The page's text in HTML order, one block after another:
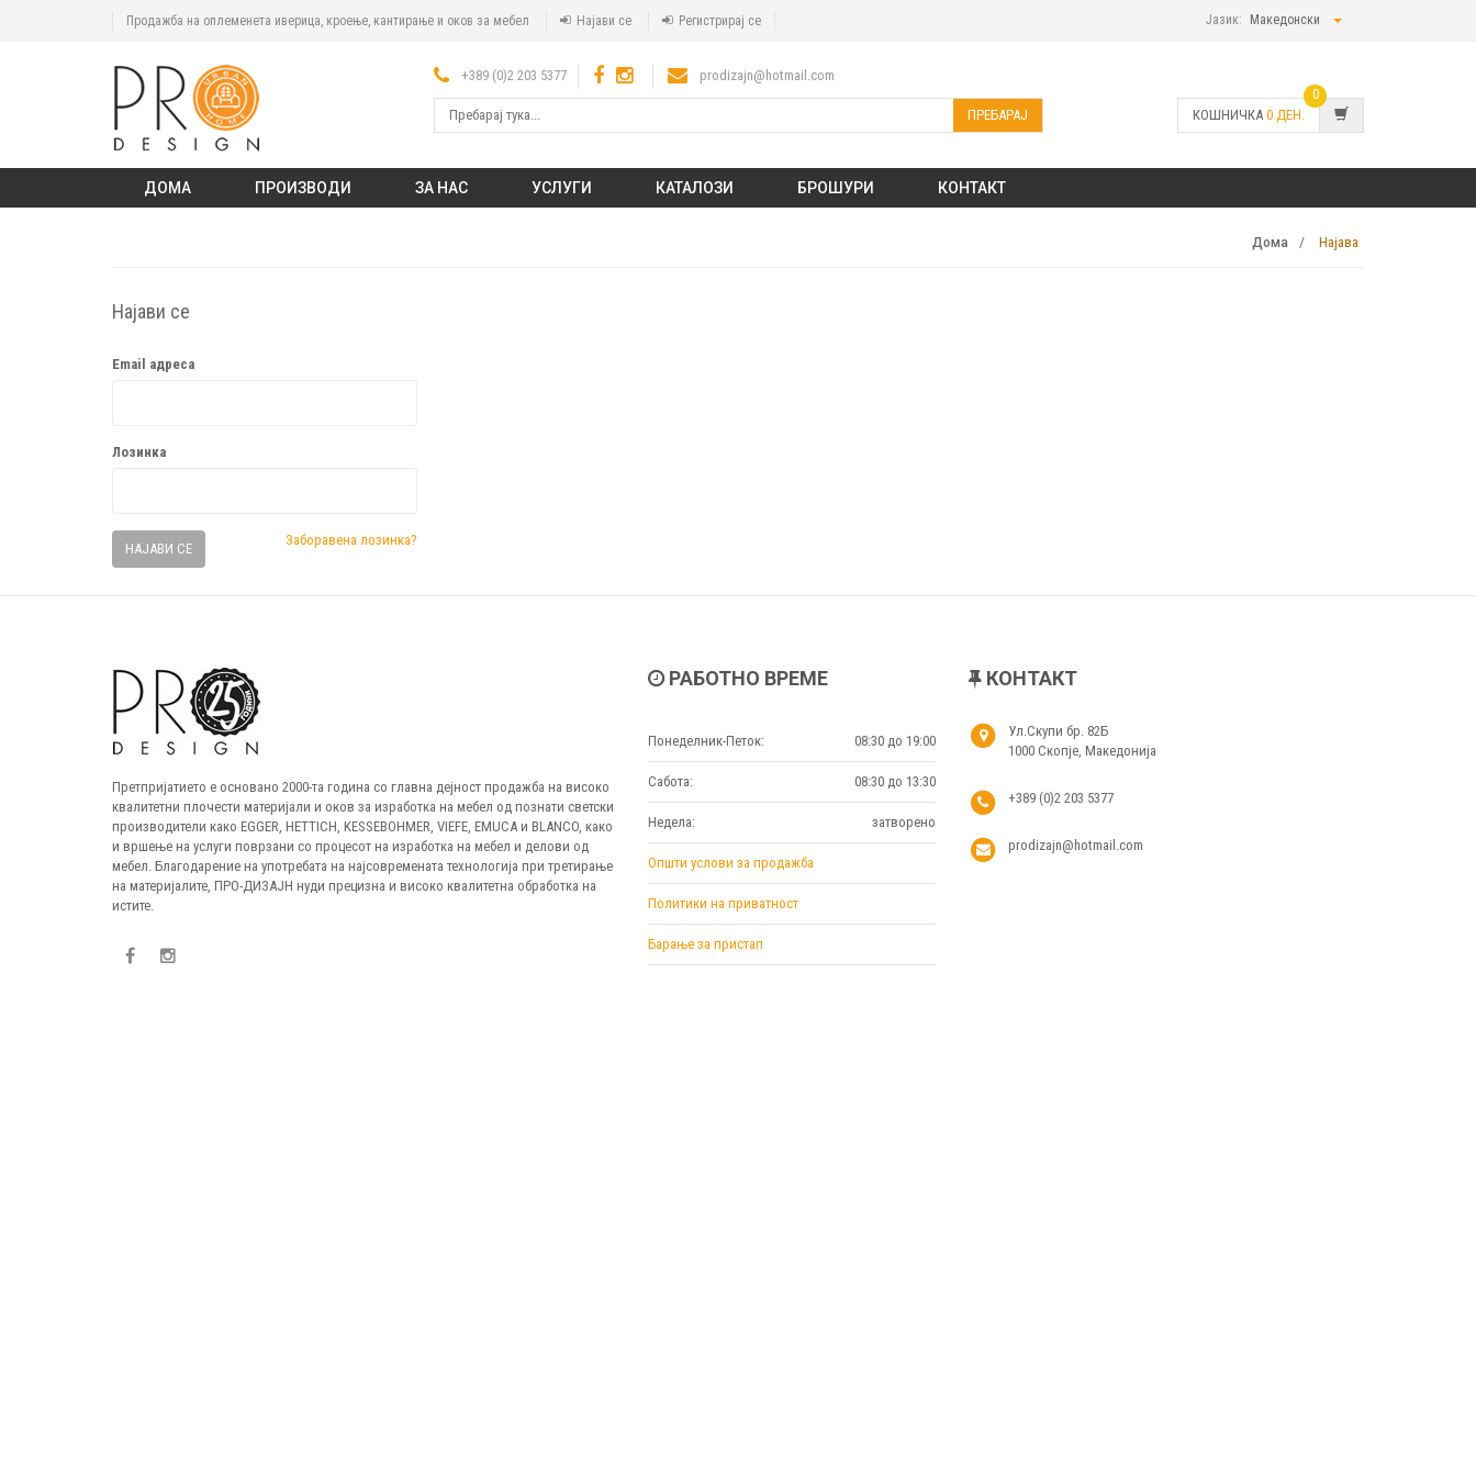
Продажба на оплеменета иверица, кроење, кантирање и оков за мебел Најави се Регистрирај се Јазик: Македонски
+389 (0)2 203 5377 prodizajn@hotmail.com
ПРЕБАРАЈ КОШНИЧКА 0 ДЕН.
0
ДОМА ПРОИЗВОДИ ЗА НАС УСЛУГИ КАТАЛОЗИ БРОШУРИ КОНТАКТ
Дома Најава
Најави се
Email адреса
Лозинка
НАЈАВИ СЕ
Заборавена лозинка?
Претпријатието е основано 2000-та година со главна дејност продажба на високо
квалитетни плочести материјали и оков за изработка на мебел од познати светски
производители како EGGER, HETTICH, KESSEBOHMER, VIEFE, EMUCA и BLANCO, како
и вршење на услуги поврзани со процесот на изработка на мебел и делови од
мебел. Благодарение на употребата на најсовремената технологија при третирање
на материјалите, ПРО-ДИЗАЈН нуди прецизна и високо квалитетна обработка на
истите.
РАБОТНО ВРЕМЕ
Понеделник-Петок: 08:30 до 19:00
Сабота: 08:30 до 13:30
Недела: затворено
Општи услови за продажба
Политики на приватност
Барање за пристап
КОНТАКТ
Ул.Скупи бр. 82Б
1000 Скопје, Македонија
+389 (0)2 203 5377
prodizajn@hotmail.com